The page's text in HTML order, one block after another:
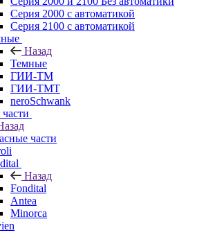
Серия 2000 с автоматикой
Серия 2100 с автоматикой
Назад
Темные
ГИИ-ТМ
ГИИ-ТМТ
neroSchwank
части
Назад
Fondital
Antea
Minorca